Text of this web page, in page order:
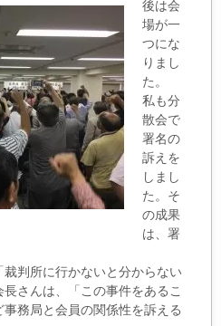
後は会
場が一
つにな
りまし
た。
私も分
散会で
署名の
訴えを
しまし
た。そ
の成果
は、署
判所に行かないと分からない
さんは、「この事件をあるこ
務局と会員の関係性を訴える